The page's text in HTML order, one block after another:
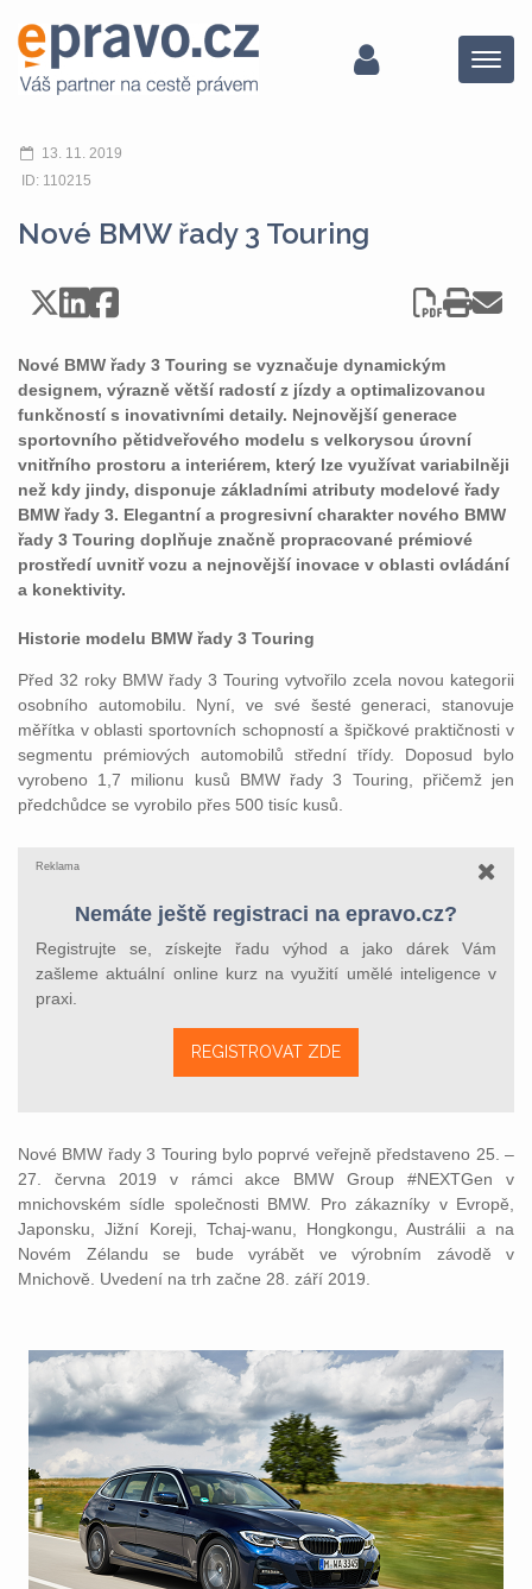
Menu
13. 11. 2019
ID: 110215
Nové BMW řady 3 Touring
Nové BMW řady 3 Touring se vyznačuje dynamickým
designem, výrazně větší radostí z jízdy a optimalizovanou
funkčností s inovativními detaily. Nejnovější generace
sportovního pětidveřového modelu s velkorysou úrovní
vnitřního prostoru a interiérem, který lze využívat variabilněji
než kdy jindy, disponuje základními atributy modelové řady
BMW řady 3. Elegantní a progresivní charakter nového BMW
řady 3 Touring doplňuje značně propracované prémiové
prostředí uvnitř vozu a nejnovější inovace v oblasti ovládání
a konektivity.
Historie modelu BMW řady 3 Touring
Před 32 roky BMW řady 3 Touring vytvořilo zcela novou kategorii
osobního automobilu. Nyní, ve své šesté generaci, stanovuje
měřítka v oblasti sportovních schopností a špičkové praktičnosti v
segmentu prémiových automobilů střední třídy. Doposud bylo
vyrobeno 1,7 milionu kusů BMW řady 3 Touring, přičemž jen
předchůdce se vyrobilo přes 500 tisíc kusů.
Reklama
Nemáte ještě registraci na epravo.cz?
Registrujte se, získejte řadu výhod a jako dárek Vám
zašleme aktuální online kurz na využití umělé inteligence v
praxi.
REGISTROVAT ZDE
Nové BMW řady 3 Touring bylo poprvé veřejně představeno 25. –
27. června 2019 v rámci akce BMW Group #NEXTGen v
mnichovském sídle společnosti BMW. Pro zákazníky v Evropě,
Japonsku, Jižní Koreji, Tchaj-wanu, Hongkongu, Austrálii a na
Novém Zélandu se bude vyrábět ve výrobním závodě v
Mnichově. Uvedení na trh začne 28. září 2019.